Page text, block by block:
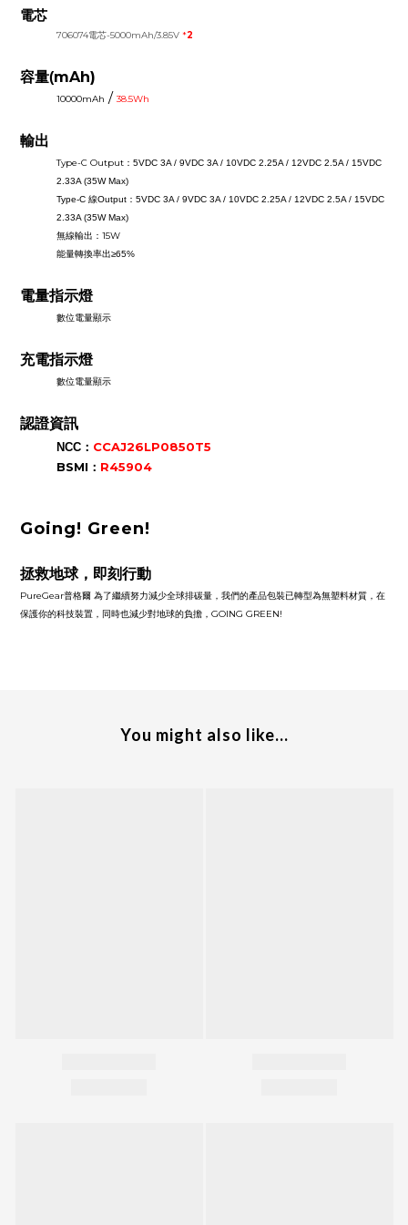
電芯
706074電芯-5000mAh/3.85V *2
容量(mAh)
10000mAh / 38.5Wh
輸出
Type-C Output ： 5VDC 3A / 9VDC 3A / 10VDC 2.25A / 12VDC 2.5A / 15VDC
2.33A (35W Max)
Type-C 線Output ： 5VDC 3A / 9VDC 3A / 10VDC 2.25A / 12VDC 2.5A / 15VDC
2.33A (35W Max)
無線輸出： 15W
能量轉換率出≥65%
電量指示燈
數位電量顯示
充電指示燈
數位電量顯示
認證資訊
NCC ： CCAJ26LP0850T5
BSMI ： R45904
Going! Green!
拯救地球，即刻行動
PureGear普格爾 為了繼續努力減少全球排碳量，我們的產品包裝已轉型為無塑料材質，在
保護你的科技裝置，同時也減少對地球的負擔，GOING GREEN!
You might also like...